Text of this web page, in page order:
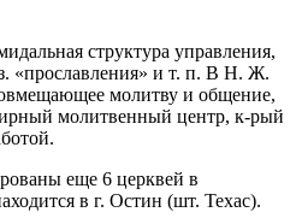
структура управления,
«прославления» и т. п. В Н. Ж.
молитву и общение,
молитвенный центр, к-рый
еще 6 церквей в
в г. Остин (шт. Техас).